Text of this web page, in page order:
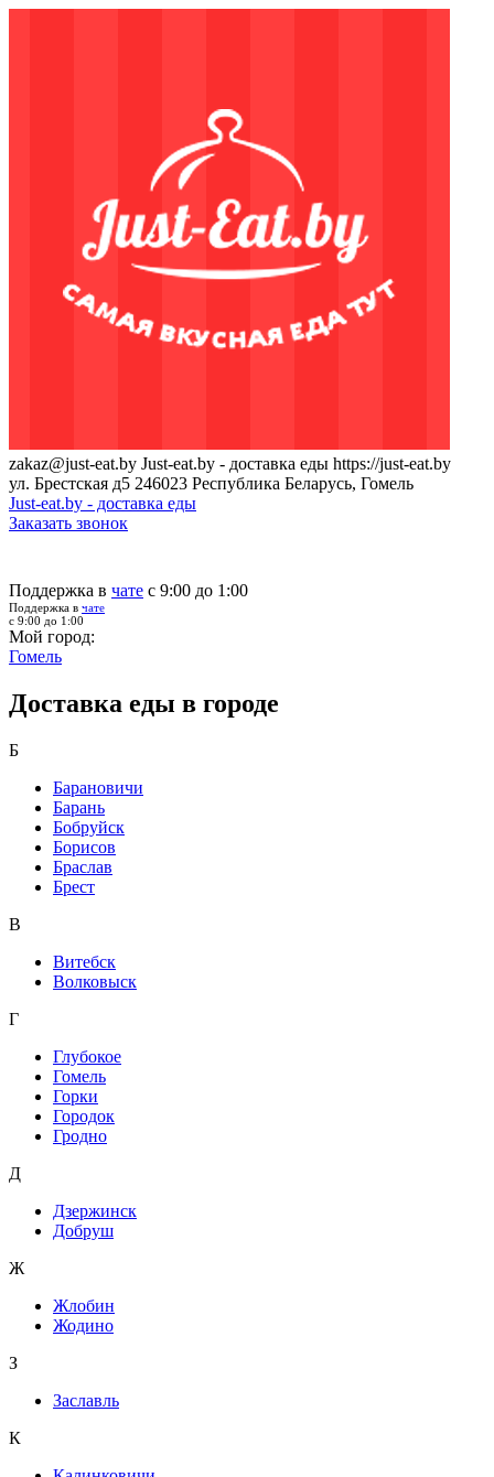
zakaz@just-eat.by Just-eat.by - доставка еды https://just-eat.by
ул. Брестская д5 246023 Республика Беларусь, Гомель
Just-eat.by - доставка еды
Заказать звонок
Поддержка в чате с 9:00 до 1:00
Поддержка в чате
с 9:00 до 1:00
Мой город:
Гомель
Доставка еды в городе
Б
Барановичи
Барань
Бобруйск
Борисов
Браслав
Брест
В
Витебск
Волковыск
Г
Глубокое
Гомель
Горки
Городок
Гродно
Д
Дзержинск
Добруш
Ж
Жлобин
Жодино
З
Заславль
К